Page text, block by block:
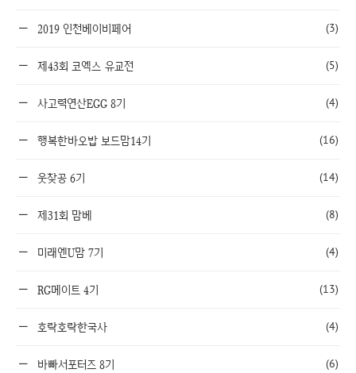
2019 인천베이비페어 (3)
제43회 코엑스 유교전 (5)
사고력연산EGG 8기 (4)
행복한바오밥 보드맘14기 (16)
웃찾공 6기 (14)
제31회 맘베 (8)
미래엔U맘 7기 (4)
RG메이트 4기 (13)
호락호락한국사 (4)
바빠서포터즈 8기 (6)